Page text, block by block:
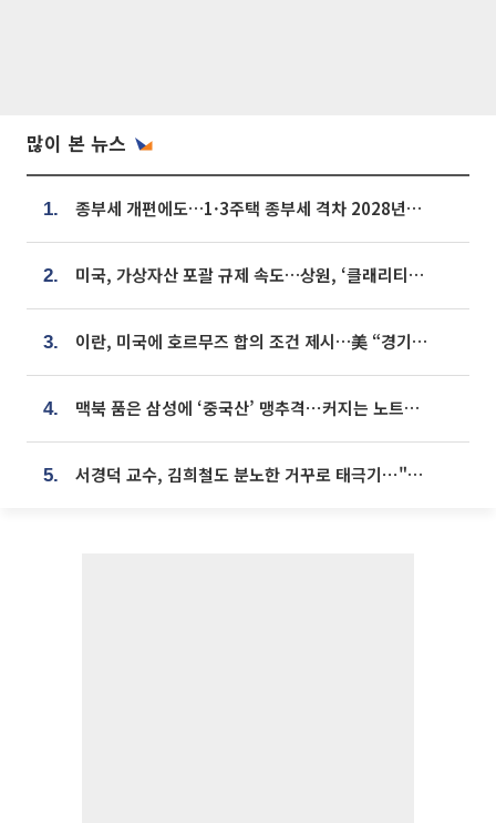
많이 본 뉴스
1. 종부세 개편에도…1·3주택 종부세 격차 2028년부터 확대
2. 미국, 가상자산 포괄 규제 속도…상원, ‘클래리티법’ 9월 절차투표 추진
3. 이란, 미국에 호르무즈 합의 조건 제시…美 “경기 아직 안 끝나” [종합]
4. 맥북 품은 삼성에 ‘중국산’ 맹추격⋯커지는 노트북 OLED 시장
5. 서경덕 교수, 김희철도 분노한 거꾸로 태극기⋯"엉터리는 아냐, 아쉬울 뿐"